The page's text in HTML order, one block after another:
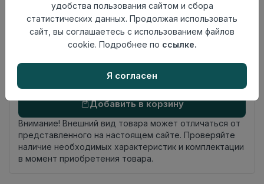
АктуальностьАктуален
Страна
происхождения
Добавить в корзину
Внимание! Внешний вид товара может отличаться от
представленного на настоящем сайте. Проверяйте
наличие необходимых характеристик и комплектации
в момент приобретения товара.
удобства пользования сайтом и сбора
статистических данных. Продолжая использовать
сайт, вы соглашаетесь с использованием файлов
cookie. Подробнее по ссылке.
Я согласен